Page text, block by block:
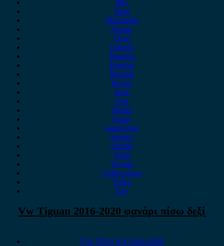
MG
Mini
Mitsubishi
Nissan
Opel
Omoda
Peugeot
Porsche
Renault
Rover
Saab
Seat
Skoda
Smart
ssangyong
Subaru
Suzuki
Tesla
Toyota
Volkswagen
Volvo
Xev
Vw Tiguan 2016-2020 φανάρι πίσω δεξί
VW TIGUAN 2016-2020